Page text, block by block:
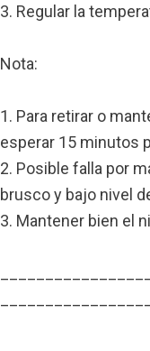
3. Regular la
Nota:
1. Para retirar o
esperar 15 minutos
2. Posible falla por
brusco y bajo nivel
3. Mantener bien el